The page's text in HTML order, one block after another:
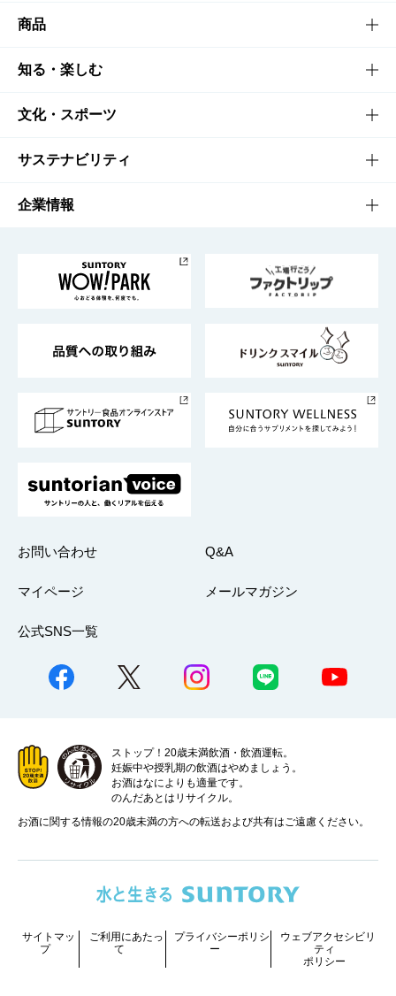
商品
商品TOP
商品一覧
商品発売情報
栄養成分一覧
知る・楽しむ
知る・楽しむTOP
キャンペーン
工場見学
地域情報
文化・スポーツ
文化・スポーツTOP
サントリーホール
サントリーサンバーズ大阪
サステナビリティ
サステナビリティTOP
サントリーが考えるサステナビリティ経営
企業情報
企業概要
採用情報
お問い合わせ Q&A
マイページ メールマガジン
公式SNS一覧
ストップ！20歳未満飲酒・飲酒運転。
妊娠中や授乳期の飲酒はやめましょう。
お酒はなによりも適量です。
のんだあとはリサイクル。
お酒に関する情報の20歳未満の方への転送および共有はご遠慮ください。
サイトマッ
プ
ご利用にあたっ
て
プライバシーポリシ
ー
ウェブアクセシビリ
ティ
ポリシー